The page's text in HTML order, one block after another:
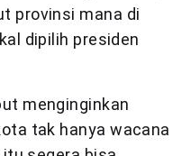
provinsi mana di
dipilih presiden
menginginkan
tak hanya wacana